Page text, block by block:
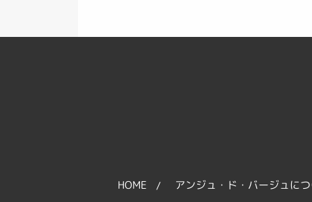
HOME アンジュ・ド・バージュに